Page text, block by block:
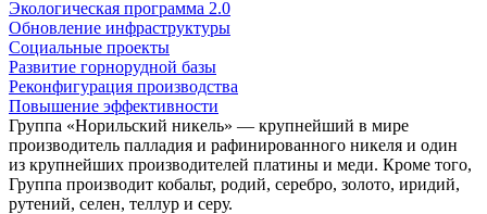
Экологическая программа 2.0
Обновление инфраструктуры
Социальные проекты
Развитие горнорудной базы
Реконфигурация производства
Повышение эффективности
Группа «Норильский никель» — крупнейший в мире
производитель палладия и рафинированного никеля и один
из крупнейших производителей платины и меди. Кроме того,
Группа производит кобальт, родий, серебро, золото, иридий,
рутений, селен, теллур и серу.